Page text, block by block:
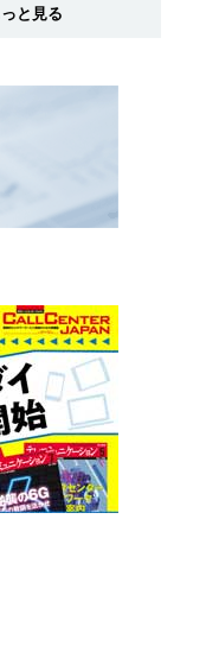
と見る